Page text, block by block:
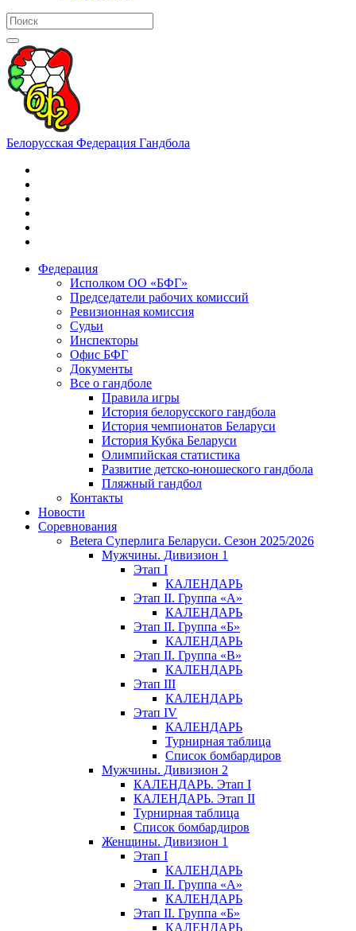
Белорусская Федерация Гандбола
Федерация
Исполком ОО «БФГ»
Председатели рабочих комиссий
Ревизионная комиссия
Судьи
Инспекторы
Офис БФГ
Документы
Все о гандболе
Правила игры
История белорусского гандбола
История чемпионатов Беларуси
История Кубка Беларуси
Олимпийская статистика
Развитие детско-юношеского гандбола
Пляжный гандбол
Контакты
Новости
Соревнования
Betera Суперлига Беларуси. Сезон 2025/2026
Мужчины. Дивизион 1
Этап I
КАЛЕНДАРЬ
Этап II. Группа «А»
КАЛЕНДАРЬ
Этап II. Группа «Б»
КАЛЕНДАРЬ
Этап II. Группа «В»
КАЛЕНДАРЬ
Этап III
КАЛЕНДАРЬ
Этап IV
КАЛЕНДАРЬ
Турнирная таблица
Список бомбардиров
Мужчины. Дивизион 2
КАЛЕНДАРЬ. Этап I
КАЛЕНДАРЬ. Этап II
Турнирная таблица
Список бомбардиров
Женщины. Дивизион 1
Этап I
КАЛЕНДАРЬ
Этап II. Группа «А»
КАЛЕНДАРЬ
Этап II. Группа «Б»
КАЛЕНДАРЬ